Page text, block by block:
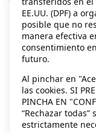
EE.UU. (DPF) a
posible que no
manera efectiva
consentimiento
futuro.
Al pinchar en
las cookies. SI
PINCHA EN
“Rechazar
estrictamente